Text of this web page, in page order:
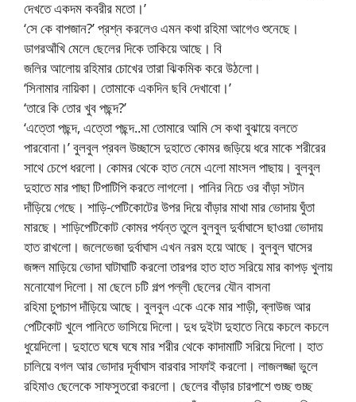
দেখতে একদম কবরীর মতো।’
‘সে কে বাপজান?’ প্রশ্ন করলেও এমন কথা রহিমা আগেও শুনেছে।
ডাগরআঁখি মেলে ছেলের দিকে তাকিয়ে আছে। বি
জলির আলোয় রহিমার চোখের তারা ঝিকমিক করে উঠলো।
‘সিনামার নায়িকা। তোমাকে একদিন ছবি দেখাবো।’
‘তারে কি তোর খুব পছন্দ?’
‘এত্তো পছন্দ, এত্তো পছন্দ..মা তোমারে আমি সে কথা বুঝায়ে বলতে
পারবোনা।’ বুলবুল প্রবল উচ্ছাসে দুহাতে কোমর জড়িয়ে ধরে মাকে শরীরের
সাথে চেপে ধরলো। কোমর থেকে হাত নেমে এলো মাংসল পাছায়। বুলবুল
দুহাতে মার পাছা টিপাটিপি করতে লাগলো। পানির নিচে ওর বাঁড়া সটান
দাঁড়িয়ে গেছে। শাড়ি-পেটিকোটের উপর দিয়ে বাঁড়ার মাথা মার ভোদায় ঘুঁতা
মারছে। শাড়িপেটিকোট কোমর পর্যন্ত তুলে বুলবুল দুর্বাঘাসে ছাওয়া ভোদায়
হাত রাখলো। জলেভেজা দুর্বাঘাস এখন নরম হয়ে আছে। বুলবুল ঘাসের
জঙ্গল মাড়িয়ে ভোদা ঘাটাঘাটি করলো তারপর হাত হাত সরিয়ে মার কাপড় খুলায়
মনোযোগ দিলো। মা ছেলে চটি গল্প পল্লী ছেলের যৌন বাসনা
রহিমা চুপচাপ দাঁড়িয়ে আছে। বুলবুল একে একে মার শাড়ী, ব্লাউজ আর
পেটিকোট খুলে পানিতে ভাসিয়ে দিলো। দুধ দুইটা দুহাতে নিয়ে কচলে কচলে
ধুয়েদিলো। দুহাতে ঘষে ঘষে মার শরীর থেকে কাদামাটি সরিয়ে দিলো। হাত
চালিয়ে বগল আর ভোদার দূর্বাঘাস বারবার সাফাই করলো। লাজলজ্জা ভুলে
রহিমাও ছেলেকে সাফসুতরো করলো। ছেলের বাঁড়ার চারপাশে গুচ্ছ গুচ্ছ